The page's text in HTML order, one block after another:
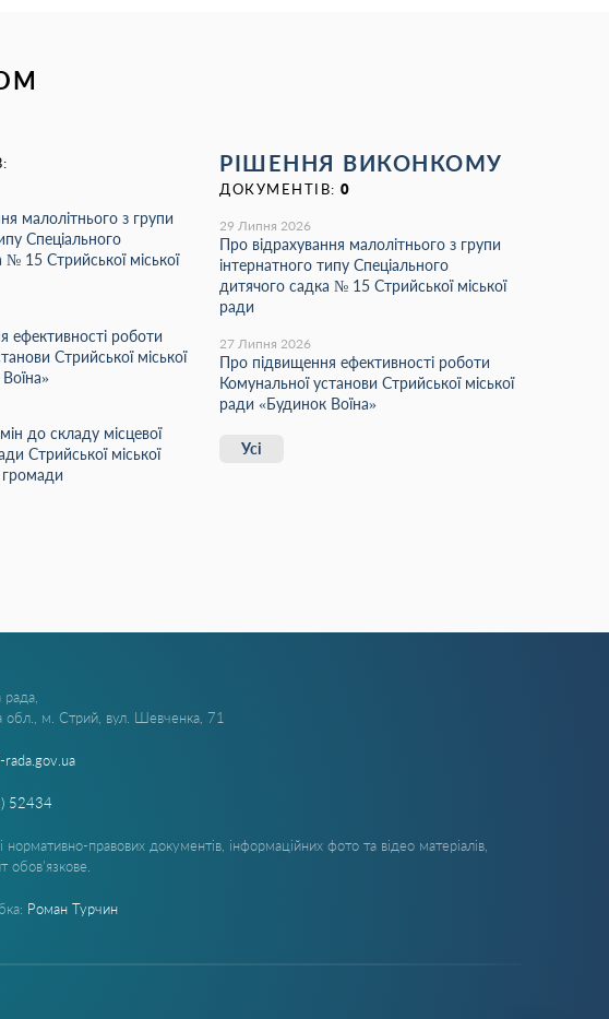
малолітнього з групи
Спеціального
№ 15 Стрийської міської
ефективності роботи
Стрийської міської
до складу місцевої
Стрийської міської
громади
РІШЕННЯ ВИКОНКОМУ
ДОКУМЕНТІВ: 0
29 Липня 2026
Про відрахування малолітнього з групи
інтернатного типу Спеціального
дитячого садка № 15 Стрийської міської
ради
27 Липня 2026
Про підвищення ефективності роботи
Комунальної установи Стрийської міської
ради «Будинок Воїна»
Усі
рада,
обл., м. Стрий, вул. Шевченка, 71
52434
нормативно-правових документів, інформаційних фото та відео матеріалів,
обов'язкове.
Роман Турчин